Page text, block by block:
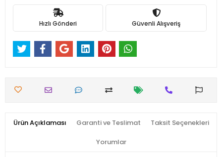
Hızlı Gönderi Güvenli Alışveriş
Ürün Açıklaması Garanti ve Teslimat Taksit Seçenekleri
Yorumlar